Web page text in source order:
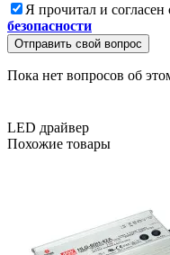
Я прочитал и согласен
безопасности
Отправить свой вопрос
Пока нет вопросов об
LED драйвер
Похожие товары